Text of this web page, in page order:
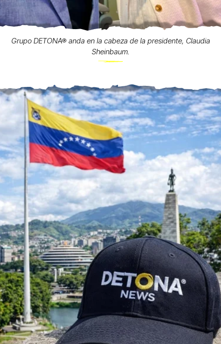
Grupo DETONA® anda en la cabeza de la presidente, Claudia
Sheinbaum.